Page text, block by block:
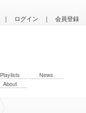
｜ ログイン ｜ 会員登録
Playlists
News
About